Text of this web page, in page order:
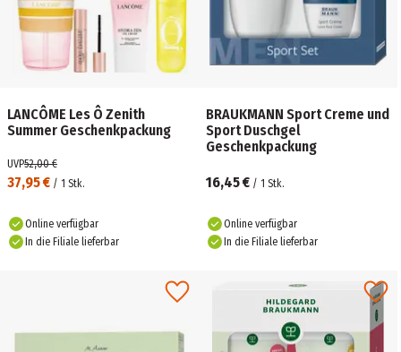
LANCÔME Les Ô Zenith
Summer Geschenkpackung
37,95 € / 1 Stk.
UVP52,00 €
Online verfügbar
In die Filiale lieferbar
BRAUKMANN Sport Creme und
Sport Duschgel
Geschenkpackung
16,45 € / 1 Stk.
Online verfügbar
In die Filiale lieferbar